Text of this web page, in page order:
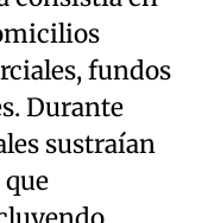
fundos
Durante
sustraían